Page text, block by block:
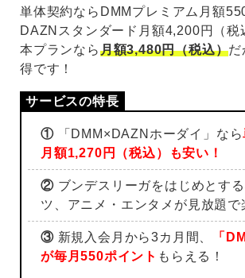
単体契約ならDMMプレミアム月額
DAZNスタンダード月額4,200円（税
本プランなら月額3,480円（税込）だ
得です！
①「DMM×DAZNホーダイ」なら
月額1,270円（税込）も安い！
②ブンデスリーガをはじめとす
ツ、アニメ・エンタメが見放題で
③新規入会月から3カ月間、
「
が毎月550ポイント もらえる！